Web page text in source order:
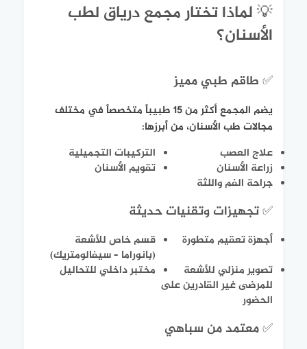
💡 لماذا تختار مجمع درياق لطب
الأسنان؟
✅ طاقم طبي مميز
يضم المجمع أكثر من 15 طبيباً متخصصاً في مختلف
مجالات طب الأسنان، من أبرزها:
علاج العصب
التركيبات التجميلية
زراعة الأسنان
تقويم الأسنان
جراحة الفم واللثة
✅ تجهيزات وتقنيات حديثة
أجهزة تعقيم متطورة
قسم خاص للأشعة
(بانوراما – سيفالومتريك)
تصوير منزلي للأشعة
للمرضى غير القادرين على
الحضور
مختبر داخلي للتحاليل
✅ معتمد من سباهي